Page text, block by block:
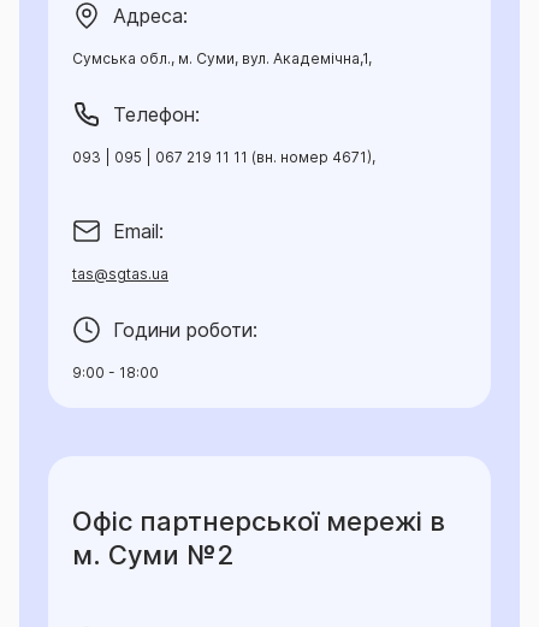
Адреса:
Сумська обл., м. Суми, вул. Академічна,1,
Телефон:
093 | 095 | 067 219 11 11 (вн. номер 4671),
Email:
tas@sgtas.ua
Години роботи:
9:00 - 18:00
Офіс партнерської мережі в
м. Суми №2